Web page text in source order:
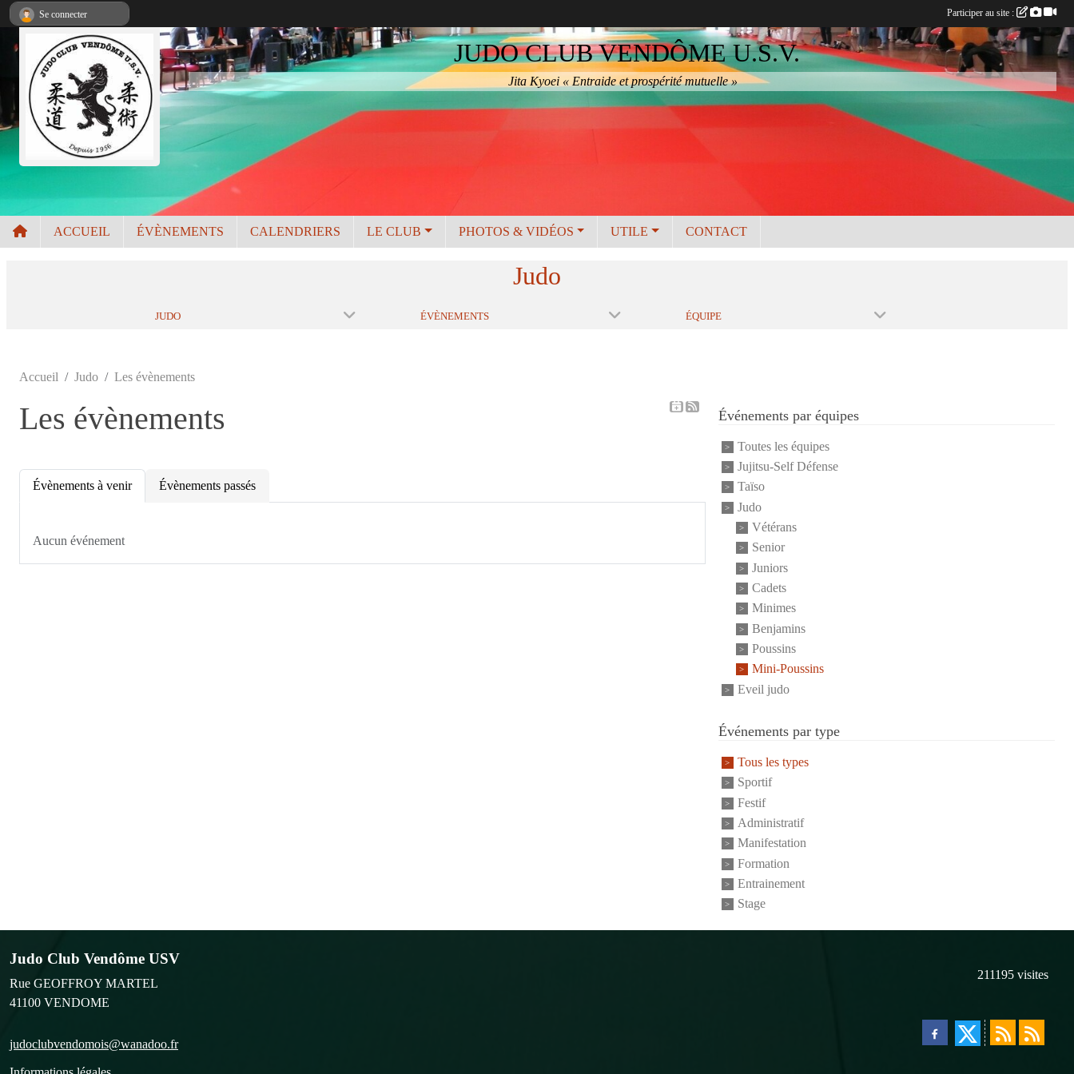
JUDO CLUB VENDÔME U.S.V.
Jita Kyoei « Entraide et prospérité mutuelle »
ACCUEIL ÉVÈNEMENTS CALENDRIERS LE CLUB PHOTOS & VIDÉOS UTILE CONTACT
Judo
JUDO ÉVÈNEMENTS ÉQUIPE
Accueil Judo Les évènements
Les évènements
Évènements à venir Évènements passés
Aucun événement
Événements par équipes
Toutes les équipes
Jujitsu-Self Défense
Taïso
Judo
Vétérans
Senior
Juniors
Cadets
Minimes
Benjamins
Poussins
Mini-Poussins
Eveil judo
Événements par type
Tous les types
Sportif
Festif
Administratif
Manifestation
Formation
Entrainement
Stage
Judo Club Vendôme USV
Rue GEOFFROY MARTEL
41100 VENDOME
judoclubvendomois@wanadoo.fr
211195 visites
Se connecter Participer au site :
Panneau de gestion des cookies